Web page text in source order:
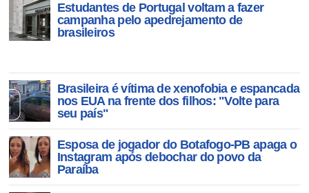
Estudantes de Portugal voltam a fazer
campanha pelo apedrejamento de
brasileiros
Brasileira é vítima de xenofobia e espancada
nos EUA na frente dos filhos: "Volte para
seu país"
Esposa de jogador do Botafogo-PB apaga o
Instagram após debochar do povo da
Paraíba